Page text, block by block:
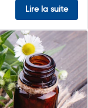
Lire la suite